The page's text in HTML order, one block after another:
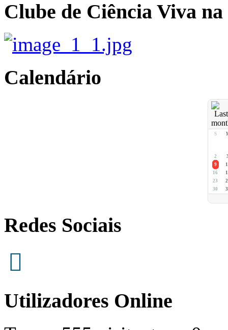
Clube de Ciência Viva
Calendário
S
2
9
16
23
30
Redes Sociais
Utilizadores Online